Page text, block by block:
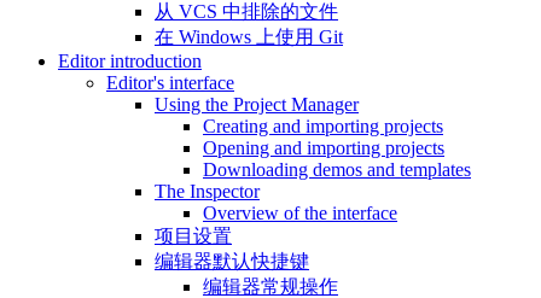
从 VCS 中排除的文件
在 Windows 上使用 Git
Editor introduction
Editor's interface
Using the Project Manager
Creating and importing projects
Opening and importing projects
Downloading demos and templates
The Inspector
Overview of the interface
项目设置
编辑器默认快捷键
编辑器常规操作